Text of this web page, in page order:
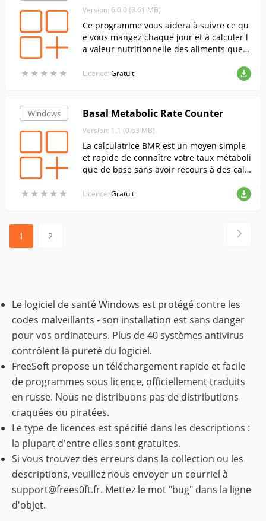
★ ★ ★ ★ ★
★ ★ ★ ★ ★
Version: 6.0.0 (3.61 MB)
Ce programme vous aidera à suivre ce qu
e vous mangez chaque jour et à calculer l
a valeur nutritionnelle des aliments que v
Licence: Gratuit
Windows
★ ★ ★ ★ ★
★ ★ ★ ★ ★
Basal Metabolic Rate Counter
Version: 1.1 (0.63 MB)
La calculatrice BMR est un moyen simple
et rapide de connaître votre taux métaboli
que de base sans avoir recours à des calc
culatrice BMR peut également être utilisé
e efficacement par les professionnels de l
Licence: Gratuit
1 2
Le logiciel de santé Windows est protégé contre les
codes malveillants - son installation est sans danger
pour vos ordinateurs. Plus de 40 systèmes antivirus
contrôlent la pureté du logiciel.
FreeSoft propose un téléchargement rapide et facile
de programmes sous licence, officiellement traduits
en russe. Nous ne distribuons pas de distributions
craquées ou piratées.
Le type de licences est spécifié dans les descriptions :
la plupart d'entre elles sont gratuites.
Si vous trouvez des erreurs dans la collection ou les
descriptions, veuillez nous envoyer un courriel à
support@frees0ft.fr. Mettez le mot "bug" dans la ligne
d'objet.